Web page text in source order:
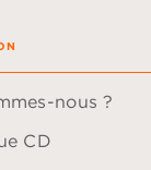
nous ?
CD